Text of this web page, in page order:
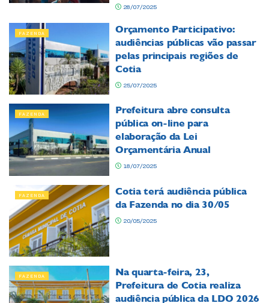
28/07/2025
FAZENDA
Orçamento Participativo:
audiências públicas vão passar
pelas principais regiões de
Cotia
25/07/2025
FAZENDA
Prefeitura abre consulta
pública on-line para
elaboração da Lei
Orçamentária Anual
18/07/2025
FAZENDA
Cotia terá audiência pública
da Fazenda no dia 30/05
20/05/2025
FAZENDA
Na quarta-feira, 23,
Prefeitura de Cotia realiza
audiência pública da LDO 2026